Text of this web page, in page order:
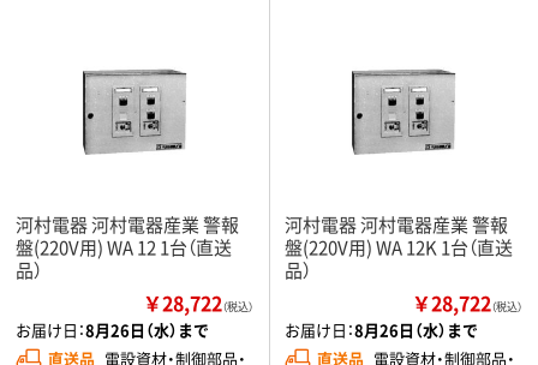
河村電器 河村電器産業 警報
盤(220V用) WA 12 1台（直送
品）
￥28,722（税込）
お届け日：8月26日（水）まで
直送品 電設資材・制御部品・
河村電器 河村電器産業 警報
盤(220V用) WA 12K 1台（直送
品）
￥28,722（税込）
お届け日：8月26日（水）まで
直送品 電設資材・制御部品・